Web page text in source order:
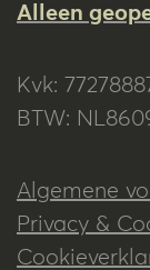
Alleen
Kvk:
BTW:
Algemene
Privacy &